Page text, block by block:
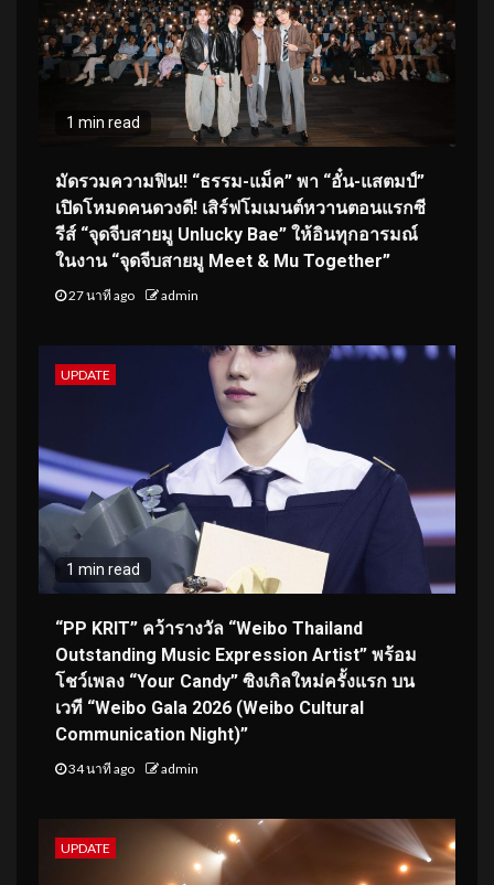
1 min read
มัดรวมความฟิน!! “ธรรม-แม็ค” พา “อั๋น-แสตมป์”
เปิดโหมดคนดวงดี! เสิร์ฟโมเมนต์หวานตอนแรกซี
รีส์ “จุดจีบสายมู Unlucky Bae” ให้อินทุกอารมณ์
ในงาน “จุดจีบสายมู Meet & Mu Together”
27 นาที ago admin
UPDATE
1 min read
“PP KRIT” คว้ารางวัล “Weibo Thailand
Outstanding Music Expression Artist” พร้อม
โชว์เพลง “Your Candy” ซิงเกิลใหม่ครั้งแรก บน
เวที “Weibo Gala 2026 (Weibo Cultural
Communication Night)”
34 นาที ago admin
UPDATE